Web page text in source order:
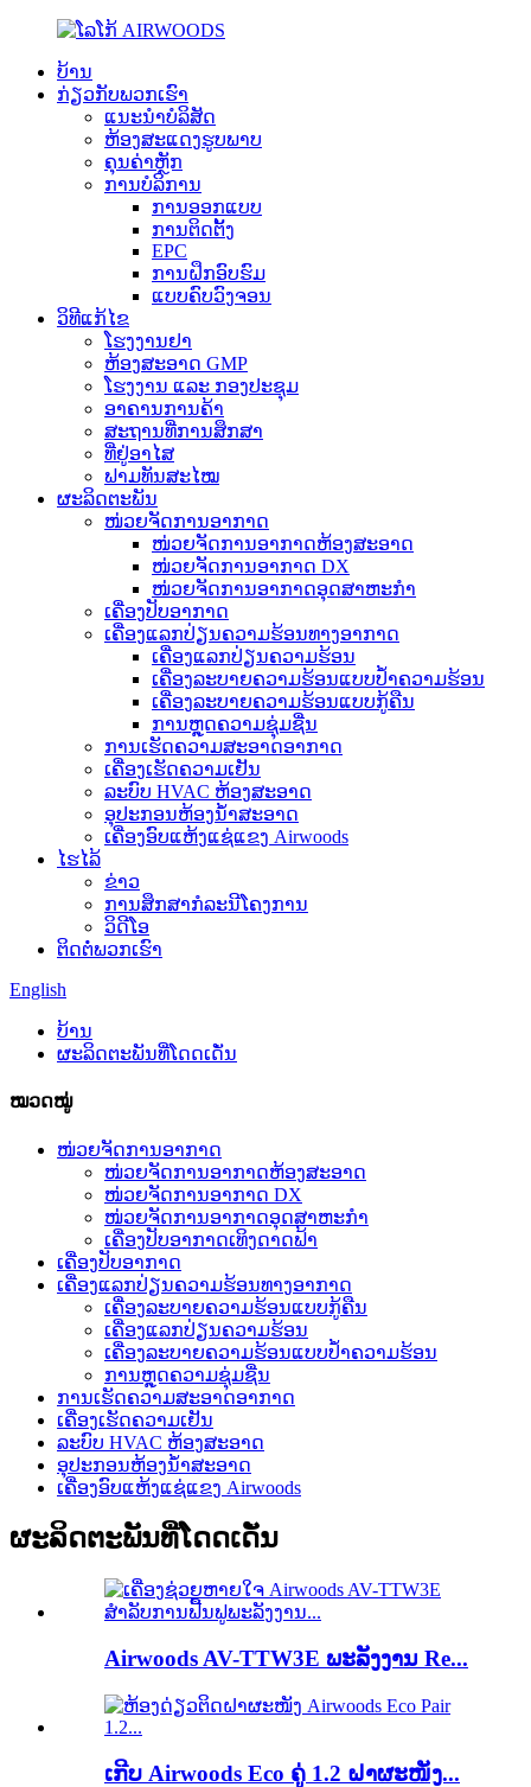
ບ້ານ
ກ່ຽວກັບພວກເຮົາ
ແນະນໍາບໍລິສັດ
ຫ້ອງສະແດງຮູບພາບ
ຄຸນຄ່າຫຼັກ
ການບໍລິການ
ການອອກແບບ
ການຕິດຕັ້ງ
EPC
ການຝຶກອົບຮົມ
ແບບຄົບວົງຈອນ
ວິທີແກ້ໄຂ
ໂຮງງານຢາ
ຫ້ອງສະອາດ GMP
ໂຮງງານ ແລະ ກອງປະຊຸມ
ອາຄານການຄ້າ
ສະຖານທີ່ການສຶກສາ
ທີ່ຢູ່ອາໄສ
ຟາມທັນສະໄໝ
ຜະລິດຕະພັນ
ໜ່ວຍຈັດການອາກາດ
ໜ່ວຍຈັດການອາກາດຫ້ອງສະອາດ
ໜ່ວຍຈັດການອາກາດ DX
ໜ່ວຍຈັດການອາກາດອຸດສາຫະກຳ
ເຄື່ອງປັບອາກາດ
ເຄື່ອງແລກປ່ຽນຄວາມຮ້ອນທາງອາກາດ
ເຄື່ອງແລກປ່ຽນຄວາມຮ້ອນ
ເຄື່ອງລະບາຍຄວາມຮ້ອນແບບປໍ້າຄວາມຮ້ອນ
ເຄື່ອງລະບາຍຄວາມຮ້ອນແບບກູ້ຄືນ
ການຫຼຸດຄວາມຊຸ່ມຊື່ນ
ການເຮັດຄວາມສະອາດອາກາດ
ເຄື່ອງເຮັດຄວາມເຢັນ
ລະບົບ HVAC ຫ້ອງສະອາດ
ອຸປະກອນຫ້ອງນໍ້າສະອາດ
ເຄື່ອງອົບແຫ້ງແຊ່ແຂງ Airwoods
ໄຮໄລ້
ຂ່າວ
ການສຶກສາກໍລະນີໂຄງການ
ວິດີໂອ
ຕິດຕໍ່ພວກເຮົາ
English
ບ້ານ
ຜະລິດຕະພັນທີ່ໂດດເດັ່ນ
ໝວດໝູ່
ໜ່ວຍຈັດການອາກາດ
ໜ່ວຍຈັດການອາກາດຫ້ອງສະອາດ
ໜ່ວຍຈັດການອາກາດ DX
ໜ່ວຍຈັດການອາກາດອຸດສາຫະກຳ
ເຄື່ອງປັບອາກາດເທິງດາດຟ້າ
ເຄື່ອງປັບອາກາດ
ເຄື່ອງແລກປ່ຽນຄວາມຮ້ອນທາງອາກາດ
ເຄື່ອງລະບາຍຄວາມຮ້ອນແບບກູ້ຄືນ
ເຄື່ອງແລກປ່ຽນຄວາມຮ້ອນ
ເຄື່ອງລະບາຍຄວາມຮ້ອນແບບປໍ້າຄວາມຮ້ອນ
ການຫຼຸດຄວາມຊຸ່ມຊື່ນ
ການເຮັດຄວາມສະອາດອາກາດ
ເຄື່ອງເຮັດຄວາມເຢັນ
ລະບົບ HVAC ຫ້ອງສະອາດ
ອຸປະກອນຫ້ອງນໍ້າສະອາດ
ເຄື່ອງອົບແຫ້ງແຊ່ແຂງ Airwoods
ຜະລິດຕະພັນທີ່ໂດດເດັ່ນ
Airwoods AV-TTW3E ພະລັງງານ Re...
ເກີບ Airwoods Eco ຄູ່ 1.2 ຝາຜະໜັງ...